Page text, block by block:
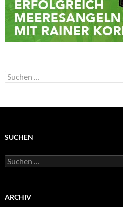
Suchen
nach:
SUCHEN
Suchen
nach:
ARCHIV